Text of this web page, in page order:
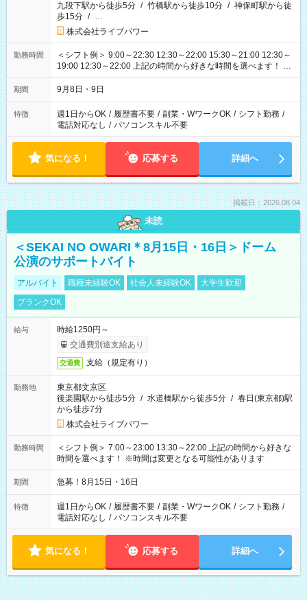
九段下駅から徒歩5分 / 竹橋駅から徒歩10分 / 神保町駅から徒
歩15分 / …
株式会社ライブパワー
勤務時間
＜シフト例＞ 9:00～22:30 12:30～22:00 15:30～21:00 12:30～
19:00 12:30～22:00 上記の時間から好きな時間を選べます！ ※
時間は変更となる可能性があります
期間 9月8日・9日
特徴 週1日からOK / 履歴書不要 / 副業・WワークOK / シフト勤務 /
電話対応なし / パソコンスキル不要
気になる！ 応募する 詳細へ
掲載日：2026.08.04
未読
＜SEKAI NO OWARI＊8月15日・16日＞ドーム
公演のサポートバイト
アルバイト 職種未経験OK 社会人未経験OK
大学生歓迎
ブランクOK
給与
時給1250円～
交通費別途支給あり
交通費 支給（規定有り）
勤務地
東京都文京区
後楽園駅から徒歩5分 / 水道橋駅から徒歩5分 / 春日(東京都)駅
から徒歩7分
株式会社ライブパワー
勤務時間
＜シフト例＞ 7:00～23:00 13:30～22:00 上記の時間から好きな
時間を選べます！ ※時間は変更となる可能性があります
期間 急募！8月15日・16日
特徴 週1日からOK / 履歴書不要 / 副業・WワークOK / シフト勤務 /
電話対応なし / パソコンスキル不要
気になる！ 応募する 詳細へ